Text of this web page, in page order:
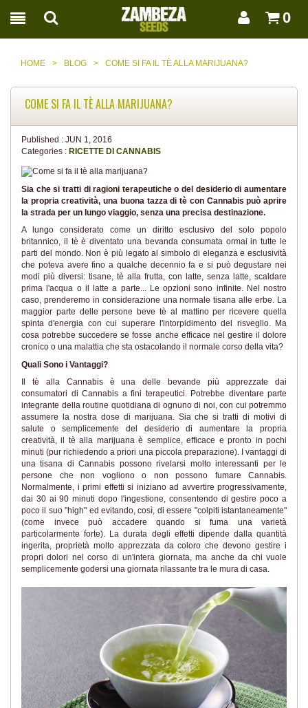
0
HOME > BLOG > COME SI FA IL TÈ ALLA MARIJUANA?
COME SI FA IL TÈ ALLA MARIJUANA?
Published : JUN 1, 2016
Categories : RICETTE DI CANNABIS
Sia che si tratti di ragioni terapeutiche o del desiderio di aumentare
la propria creatività, una buona tazza di tè con Cannabis può aprire
la strada per un lungo viaggio, senza una precisa destinazione.
A lungo considerato come un diritto esclusivo del solo popolo
britannico, il tè è diventato una bevanda consumata ormai in tutte le
parti del mondo. Non è più legato al simbolo di eleganza e esclusività
che poteva avere fino a qualche decennio fa e si può degustare nei
modi più diversi: tisane, tè alla frutta, con latte, senza latte, scaldare
prima l'acqua o il latte a parte... Le opzioni sono infinite. Nel nostro
caso, prenderemo in considerazione una normale tisana alle erbe. La
maggior parte delle persone beve tè al mattino per ricevere quella
spinta d'energia con cui superare l'intorpidimento del risveglio. Ma
cosa potrebbe succedere se fosse anche efficace nel gestire il dolore
cronico o una malattia che sta ostacolando il normale corso della vita?
Quali Sono i Vantaggi?
Il tè alla Cannabis è una delle bevande più apprezzate dai
consumatori di Cannabis a fini terapeutici. Potrebbe diventare parte
integrante della routine quotidiana di ognuno di noi, con cui potremmo
assumere la nostra dose di marijuana. Sia che si tratti di motivi di
salute o semplicemente del desiderio di aumentare la propria
creatività, il tè alla marijuana è semplice, efficace e pronto in pochi
minuti (pur richiedendo a priori una piccola preparazione). I vantaggi di
una tisana di Cannabis possono rivelarsi molto interessanti per le
persone che non vogliono o non possono fumare Cannabis.
Normalmente, i primi effetti si iniziano ad avvertire progressivamente,
dai 30 ai 90 minuti dopo l'ingestione, consentendo di gestire poco a
poco il suo "high" ed evitando, così, di essere "colpiti istantaneamente"
(come invece può accadere quando si fuma una varietà
particolarmente forte). La durata degli effetti dipende dalla quantità
ingerita, proprietà molto apprezzata da coloro che devono gestire i
propri dolori nel corso di un'intera giornata, ma anche da chi vuole
semplicemente godersi una giornata rilassante tra le mura di casa.